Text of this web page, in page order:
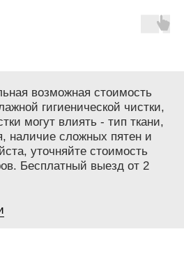
возможная стоимость
гигиенической чистки,
могут влиять - тип ткани,
наличие сложных пятен и
уточняйте стоимость
Бесплатный выезд от 2